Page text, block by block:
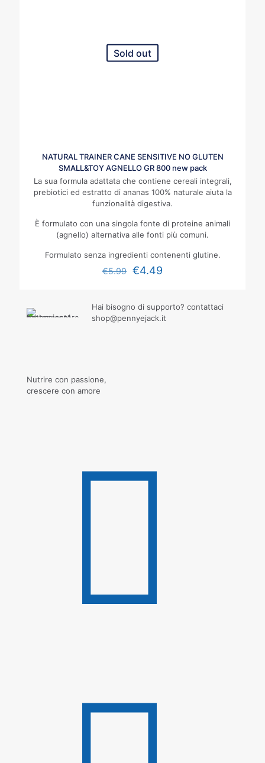
Sold out
NATURAL TRAINER CANE SENSITIVE NO GLUTEN
SMALL&TOY AGNELLO GR 800 new pack
La sua formula adattata che contiene cereali integrali,
prebiotici ed estratto di ananas 100% naturale aiuta la
funzionalità digestiva.
È formulato con una singola fonte di proteine animali
(agnello) alternativa alle fonti più comuni.
Formulato senza ingredienti contenenti glutine.
€5.99 €4.49
Hai bisogno di supporto? contattaci
shop@pennyejack.it
Nutrire con passione,
crescere con amore